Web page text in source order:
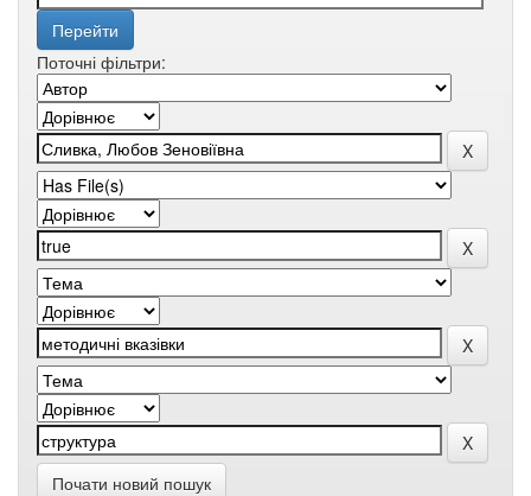
Поточні фільтри:
Почати новий пошук